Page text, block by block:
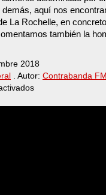
aquí nos
La Rochelle, en
también la
2018
. Autor: Contrabanda
en
–